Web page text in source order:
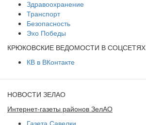
Здравоохранение
Транспорт
Безопасность
Эхо Победы
КРЮКОВСКИЕ ВЕДОМОСТИ В СОЦСЕТЯХ
КВ в ВКонтакте
НОВОСТИ ЗЕЛАО
Интернет-газеты районов ЗелАО
Газета Савелки